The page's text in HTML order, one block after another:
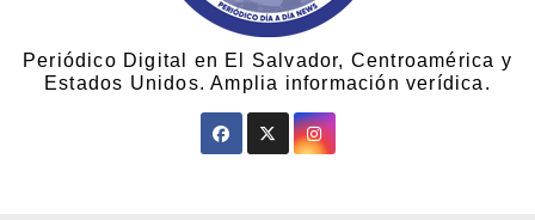
Periódico Digital en El Salvador, Centroamérica y
Estados Unidos. Amplia información verídica.